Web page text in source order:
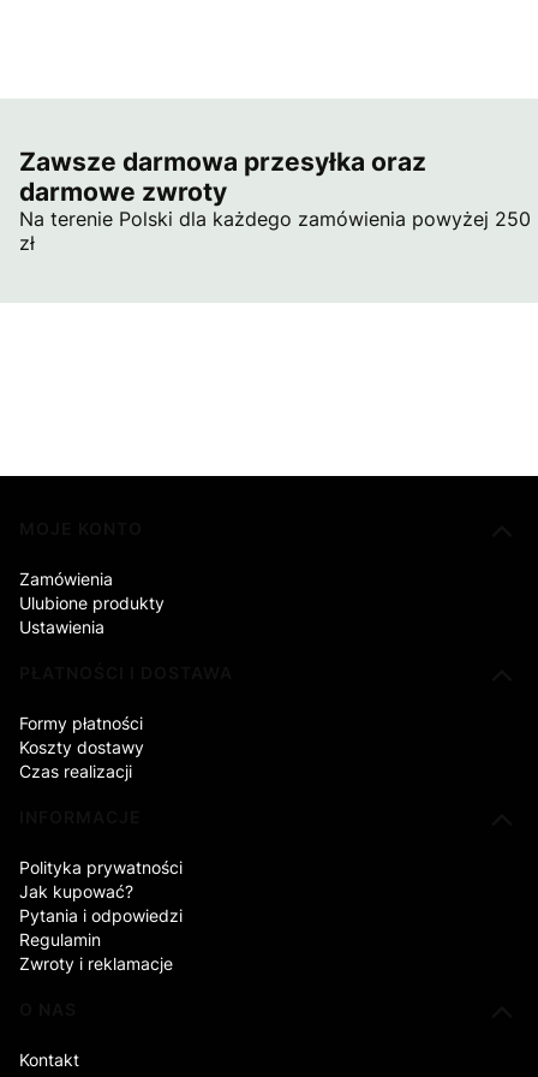
Zawsze darmowa przesyłka oraz
darmowe zwroty
Na terenie Polski dla każdego zamówienia powyżej 250
zł
Zamówienia
Ulubione produkty
Ustawienia
Formy płatności
Koszty dostawy
Czas realizacji
Polityka prywatności
Jak kupować?
Pytania i odpowiedzi
Regulamin
Zwroty i reklamacje
Kontakt